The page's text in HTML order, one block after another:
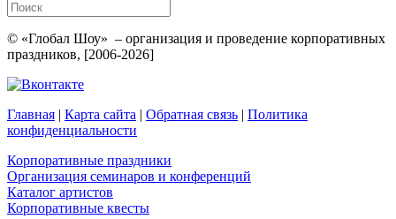
© «Глобал Шоу» – организация и проведение корпоративных
праздников, [2006-2026]
Главная | Карта сайта | Обратная связь | Политика
конфиденциальности
Корпоративные праздники
Организация семинаров и конференций
Каталог артистов
Корпоративные квесты